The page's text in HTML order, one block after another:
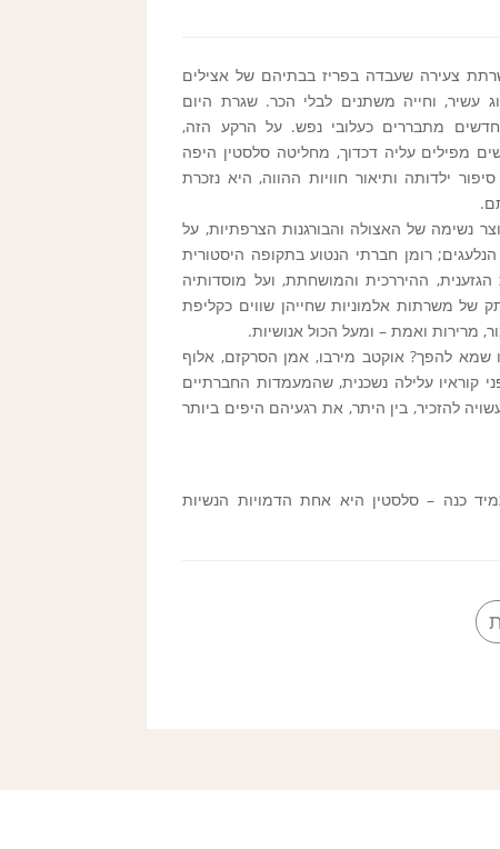
צעירה שעבדה בפריז בבתיהם של אצילים
עשיר, וחייה משתנים לבלי הכר. שגרת היום
החדשים מתבררים כעלובי נפש. על הרקע הזה,
מפילים עליה דכדוך, מחליטה סלסטין היפה
ילדותה ותיאור חוויות ההווה, היא נזכרת
נשימה של האצולה והבורגנות הצרפתיות, על
רומן חברתי הנטוע בתקופה היסטורית
ההיררכית והמושחתת, ועל מוסדותיה
של משרתות אלמוניות שחייהן שווים כקליפת
מרירות ואמת – ומעל הכול אנושיות.
שמא להפך? אוקטב מירבו, אמן הסרקזם, אלוף
קוראיו עלילה נשכנית, שהמעמדות החברתיים
להזכיר, בין היתר, את רגעיהם היפים ביותר
כנה – סלסטין היא אחת הדמויות הנשיות